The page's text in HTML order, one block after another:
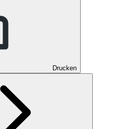
Drucken